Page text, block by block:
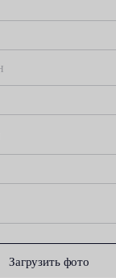
Загрузить фото